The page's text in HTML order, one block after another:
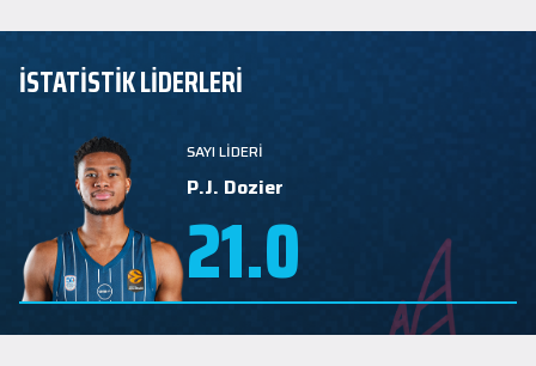
İSTATİSTİK LİDERLERİ
SAYI LİDERİ
P.J. Dozier
21.0